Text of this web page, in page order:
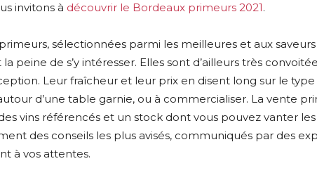
invitons à découvrir le Bordeaux primeurs 2021.
sélectionnées parmi les meilleures et aux saveurs
peine de s’y intéresser. Elles sont d’ailleurs très
Leur fraîcheur et leur prix en disent long sur le type
d’une table garnie, ou à commercialiser. La vente
vins référencés et un stock dont vous pouvez vanter les
des conseils les plus avisés, communiqués par des
à vos attentes.